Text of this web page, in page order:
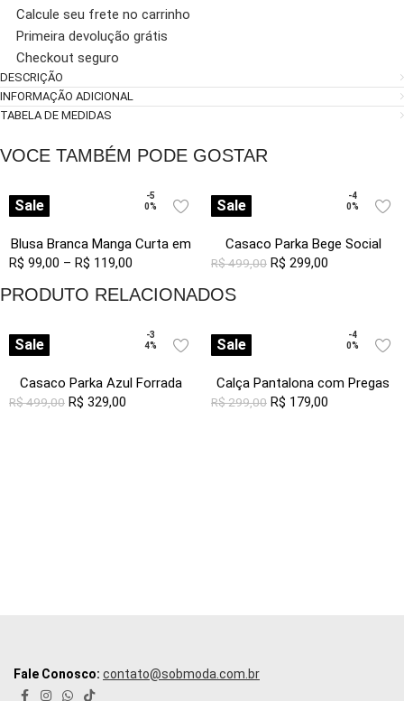
Calcule seu frete no carrinho
Primeira devolução grátis
Checkout seguro
DESCRIÇÃO
INFORMAÇÃO ADICIONAL
TABELA DE MEDIDAS
VOCE TAMBÉM PODE GOSTAR
Sale
-5
0%
Blusa Branca Manga Curta em
Viscose com Linho Sob
R$ 99,00 – R$ 119,00
Sale
-4
0%
Casaco Parka Bege Social
Forrada com Capuz Sob
R$499,00 R$ 299,00
PRODUTO RELACIONADOS
Sale
-3
4%
Casaco Parka Azul Forrada
com Capuz
R$499,00 R$ 329,00
Sale
-4
0%
Calça Pantalona com Pregas
Feminina Off White Sob com
R$299,00 R$ 179,00
Fale Conosco: contato@sobmoda.com.br